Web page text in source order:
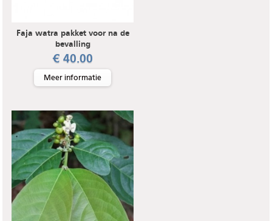
Faja watra pakket voor na de
bevalling
€ 40.00
Meer informatie